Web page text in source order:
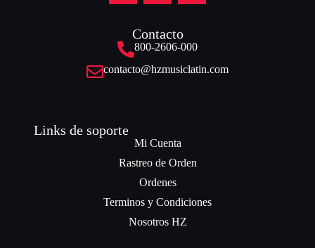
Contacto
800-2606-000
contacto@hzmusiclatin.com
Links de soporte
Mi Cuenta
Rastreo de Orden
Ordenes
Terminos y Condiciones
Nosotros HZ